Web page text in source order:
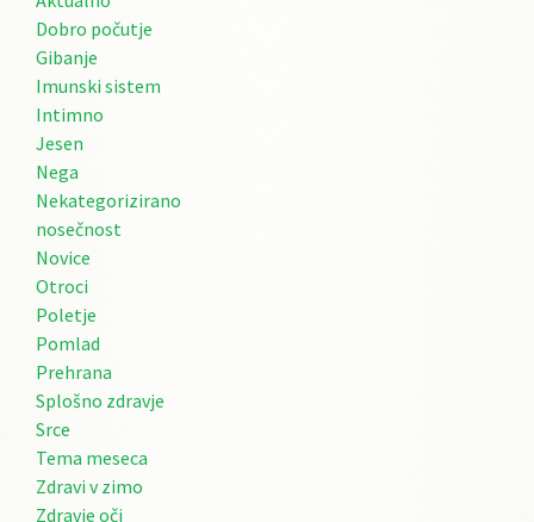
Dobro počutje
Gibanje
Imunski sistem
Intimno
Jesen
Nega
Nekategorizirano
nosečnost
Novice
Otroci
Poletje
Pomlad
Prehrana
Splošno zdravje
Srce
Tema meseca
Zdravi v zimo
Zdravje oči